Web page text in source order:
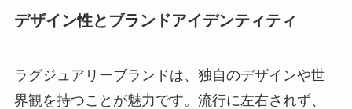
デザイン性とブランドアイデンティティ
ラグジュアリーブランドは、独自のデザインや世
界観を持つことが魅力です。流行に左右されず、